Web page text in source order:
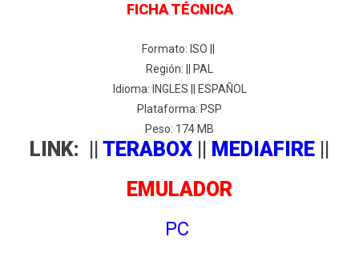
FICHA TÉCNICA
Formato: ISO ||
Región: || PAL
Idioma: INGLES || ESPAÑOL
Plataforma: PSP
Peso: 174 MB
LINK: || TERABOX MEDIAFIRE
EMULADOR
PC